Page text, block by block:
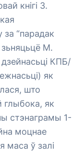
кнігі З.
“парадак
зьняцьцё М.
КПБ/
як
што
глыбока, як
стэнаграмы 1-
моцнае
маса ў залі